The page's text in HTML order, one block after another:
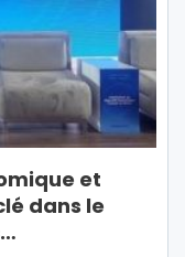
et
dans le